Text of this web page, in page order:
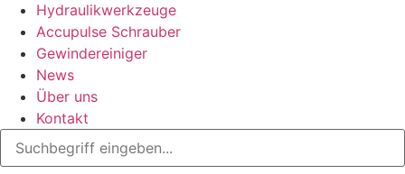
Hydraulikwerkzeuge
Accupulse Schrauber
Gewindereiniger
News
Über uns
Kontakt